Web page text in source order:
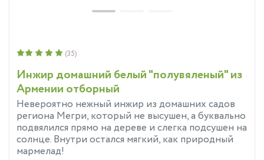
Инжир домашний белый "полувяленый" из
Армении отборный
Невероятно нежный инжир из домашних садов
региона Мегри, который не высушен, а буквально
подвялился прямо на дереве и слегка подсушен на
солнце. Внутри остался мягкий, как природный
мармелад!
(35)